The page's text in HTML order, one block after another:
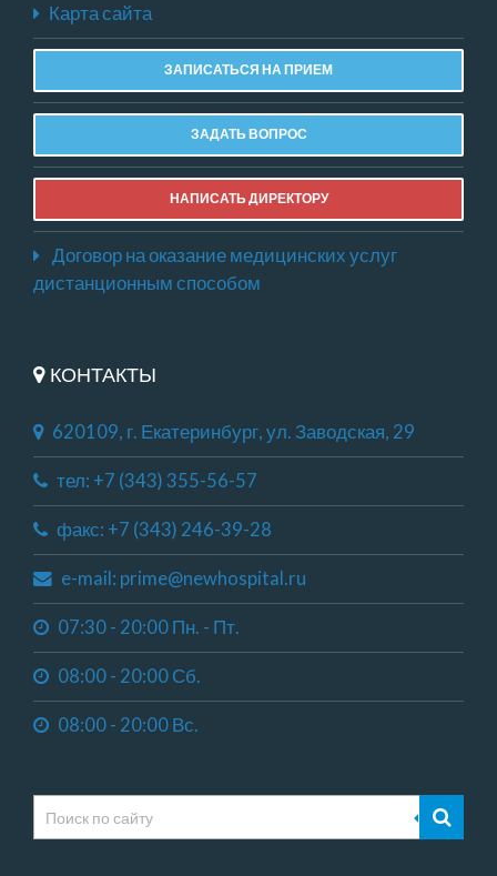
Карта сайта
ЗАПИСАТЬСЯ НА ПРИЕМ
ЗАДАТЬ ВОПРОС
НАПИСАТЬ ДИРЕКТОРУ
Договор на оказание медицинских услуг
дистанционным способом
КОНТАКТЫ
620109, г. Екатеринбург, ул. Заводская, 29
тел: +7 (343) 355-56-57
факс: +7 (343) 246-39-28
e-mail: prime@newhospital.ru
07:30 - 20:00 Пн. - Пт.
08:00 - 20:00 Сб.
08:00 - 20:00 Вс.